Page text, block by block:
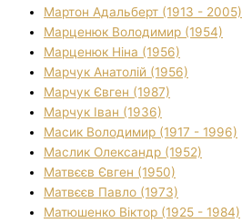
Мартон Адальберт (1913 - 2005)
Марценюк Володимир (1954)
Марценюк Ніна (1956)
Марчук Анатолій (1956)
Марчук Євген (1987)
Марчук Іван (1936)
Масик Володимир (1917 - 1996)
Маслик Олександр (1952)
Матвєєв Євген (1950)
Матвєєв Павло (1973)
Матюшенко Віктор (1925 - 1984)